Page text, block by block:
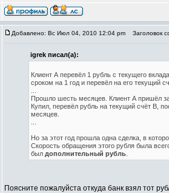
Добавлено: Вс Июл 04, 2010 12:04 pm Заголовок
igrek писал(а):
Клиент А перевёл 1 рубль с текущего
сроком на 1 год и перевёл на его текущий
Прошло шесть месяцев. Клиент А пришёл
Купил, перевёл рубль на текущий счёт В,
месяцев.
Но за этот год прошла одна сделка, в
Скорость обращения этого рубля была
был дополнительный рубль
Поясните пожалуйста откуда банк взял тот